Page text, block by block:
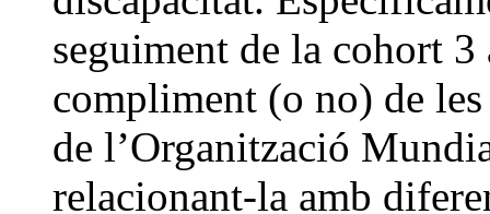
seguiment de la cohort
compliment (o no) de
de l’Organització
relacionant-la amb